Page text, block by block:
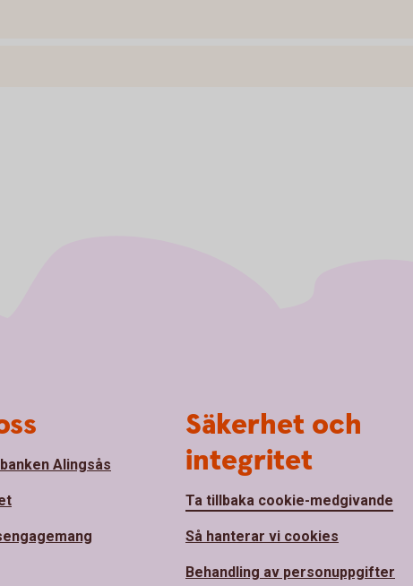
Alingsås
Säkerhet och
integritet
Ta tillbaka cookie-medgivande
Så hanterar vi cookies
Behandling av personuppgifter